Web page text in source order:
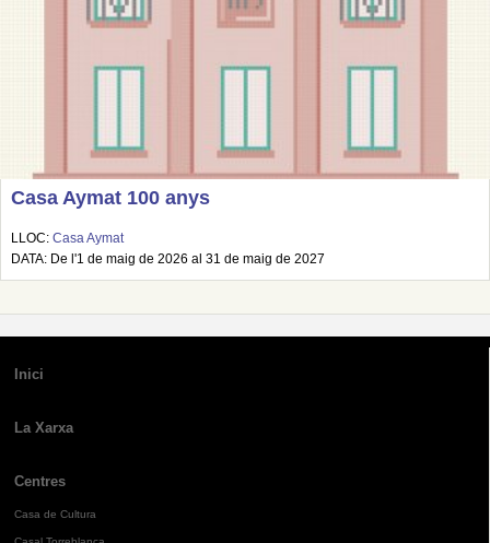
Casa Aymat 100 anys
LLOC: Casa Aymat
DATA: De l'1 de maig de 2026 al 31 de maig de 2027
Inici
La Xarxa
Centres
Casa de Cultura